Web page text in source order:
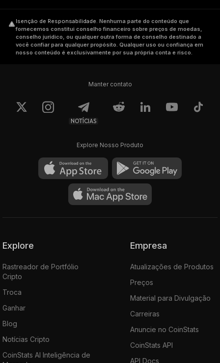
Isenção de Responsabilidade. Nenhuma parte do conteúdo que
fornecemos constitui conselho financeiro sobre preços de moedas,
conselho jurídico, ou qualquer outra forma de conselho destinado a
você confiar para qualquer propósito. Qualquer uso ou confiança em
nosso conteúdo é exclusivamente por sua própria conta e risco.
Manter contato
NOTÍCIAS
Explore Nosso Produto
Explore
Rastreador de Portfólio
Cripto
Troca
Ganhar
Blog
Notícias Cripto
CoinStats AI Inteligência de
Empresa
Atualizações de Produtos
Preços
Material para Divulgação
Carreiras
Anuncie no CoinStats
CoinStats API
API Docs